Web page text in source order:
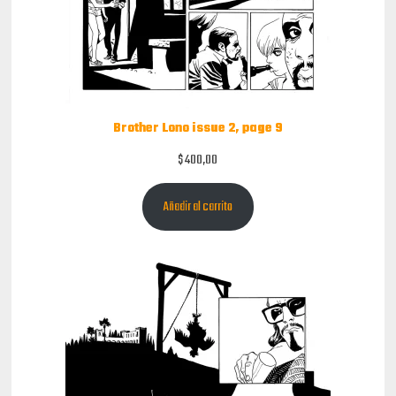
Brother Lono issue 2, page 9
$400,00
Añadir al carrito